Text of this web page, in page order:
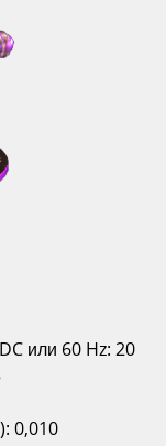
или 60 Hz: 20
0,010